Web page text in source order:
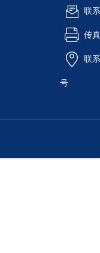
联
传
联
号